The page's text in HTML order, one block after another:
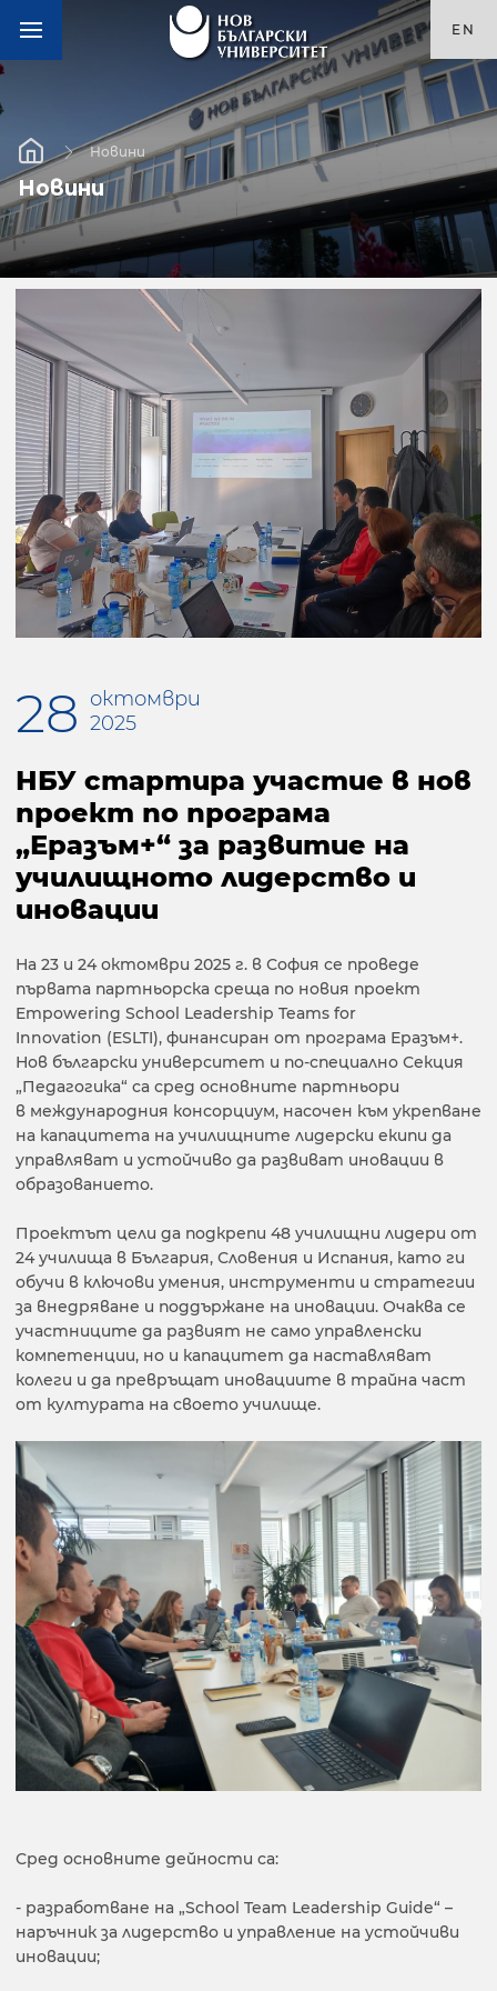
EN
Новини
Новини
28 октомври
2025
НБУ стартира участие в нов
проект по програма
„Еразъм+“ за развитие на
училищното лидерство и
иновации
На 23 и 24 октомври 2025 г. в София се проведе
първата партньорска среща по новия проект
Empowering School Leadership Teams for
Innovation (ESLTI), финансиран от програма Еразъм+.
Нов български университет и по-специално Секция
„Педагогика“ са сред основните партньори
в международния консорциум, насочен към укрепване
на капацитета на училищните лидерски екипи да
управляват и устойчиво да развиват иновации в
образованието.
Проектът цели да подкрепи 48 училищни лидери от
24 училища в България, Словения и Испания, като ги
обучи в ключови умения, инструменти и стратегии
за внедряване и поддържане на иновации. Очаква се
участниците да развият не само управленски
компетенции, но и капацитет да наставляват
колеги и да превръщат иновациите в трайна част
от културата на своето училище.
Сред основните дейности са:
- разработване на „School Team Leadership Guide“ –
наръчник за лидерство и управление на устойчиви
иновации;